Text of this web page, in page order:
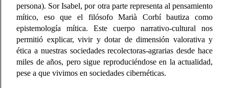
persona). Sor Isabel, por otra parte representa al pensamiento
mítico, eso que el filósofo Marià Corbí bautiza como
epistemología mítica. Este cuerpo narrativo-cultural nos
permitió explicar, vivir y dotar de dimensión valorativa y
ética a nuestras sociedades recolectoras-agrarias desde hace
miles de años, pero sigue reproduciéndose en la actualidad,
pese a que vivimos en sociedades cibernéticas.